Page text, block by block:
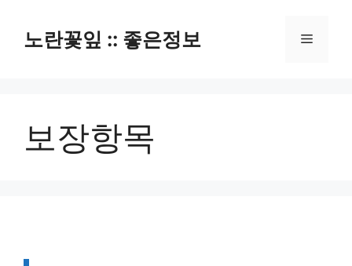
노란꽃잎 :: 좋은정보 메
보장항목